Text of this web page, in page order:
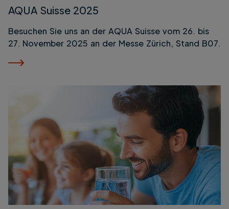
AQUA Suisse 2025
Besuchen Sie uns an der AQUA Suisse vom 26. bis
27. November 2025 an der Messe Zürich, Stand B07.